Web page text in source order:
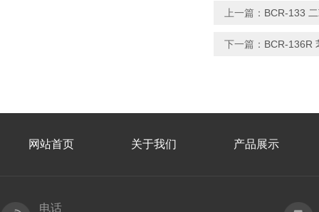
上一篇： BCR-133
下一篇： BCR-136R
网站首页 关于我们 产品展示
电话